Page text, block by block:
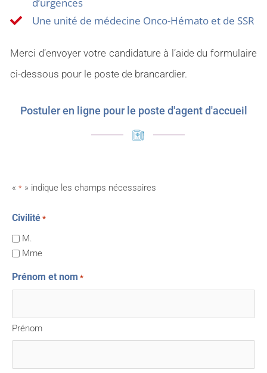
d’urgences
Une unité de médecine Onco-Hémato et de SSR
Merci d’envoyer votre candidature à l’aide du formulaire
ci-dessous pour le poste de brancardier.
Postuler en ligne pour le poste d'agent d'accueil
« * » indique les champs nécessaires
Civilité *
M.
Mme
Prénom et nom *
Prénom
Jour
Jour